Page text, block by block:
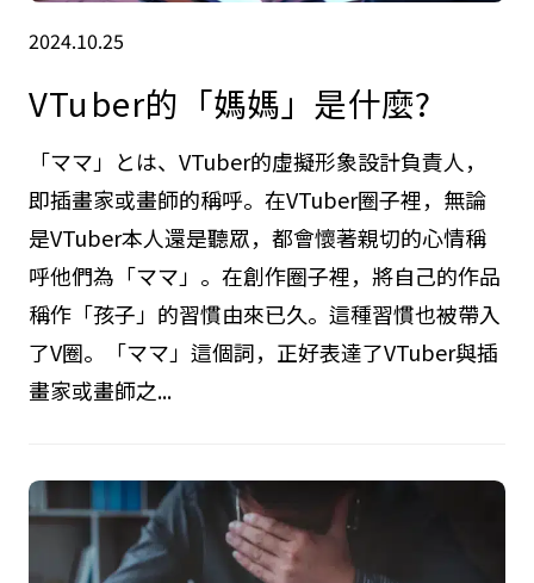
2024.10.25
VTuber的「媽媽」是什麼?
「ママ」とは、VTuber的虛擬形象設計負責人，
即插畫家或畫師的稱呼。在VTuber圈子裡，無論
是VTuber本人還是聽眾，都會懷著親切的心情稱
呼他們為「ママ」。在創作圈子裡，將自己的作品
稱作「孩子」的習慣由來已久。這種習慣也被帶入
了V圈。「ママ」這個詞，正好表達了VTuber與插
畫家或畫師之...